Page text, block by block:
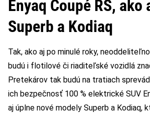
Enyaq Coupé RS, ako
Superb a Kodiaq
Tak, ako aj po minulé roky,
budú i flotilové či riaditeľské vozidlá
Pretekárov tak budú na tratiach
ich bezpečnosť 100 % elektrické SUV
aj úplne nové modely Superb a Kodiaq,